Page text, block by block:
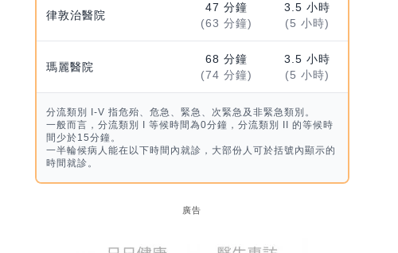
律敦治醫院
47 分鐘
(63 分鐘)
3.5 小時
(5 小時)
瑪麗醫院
68 分鐘
(74 分鐘)
3.5 小時
(5 小時)
分流類別 I-V 指危殆、危急、緊急、次緊急及非緊急類別。
一般而言，分流類別 I 等候時間為0分鐘，分流類別 II 的等候時
間少於15分鐘。
一半輪候病人能在以下時間內就診，大部份人可於括號內顯示的
時間就診。
廣告